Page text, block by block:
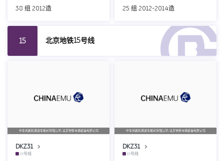
38 组 2012造 25 组 2012-2014造
15 北京地铁15号线
中车长春轨道客车股份有限公司/北京地铁车辆装备有限公司
DKZ31
15号线
中车长春轨道客车股份有限公司/北京地铁车辆装备有限公司
DKZ31
15号线